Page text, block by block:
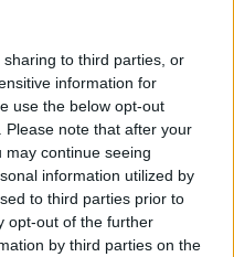
to third parties, or
information for
use the below opt-out
note that after your
continue seeing
information utilized by
to third parties prior to
opt-out of the further
by third parties on the
volt top 5-ös eredmény.
élt át, amikor a
nem tudta befejezni a
pályán, amely csak egy
olaszországi